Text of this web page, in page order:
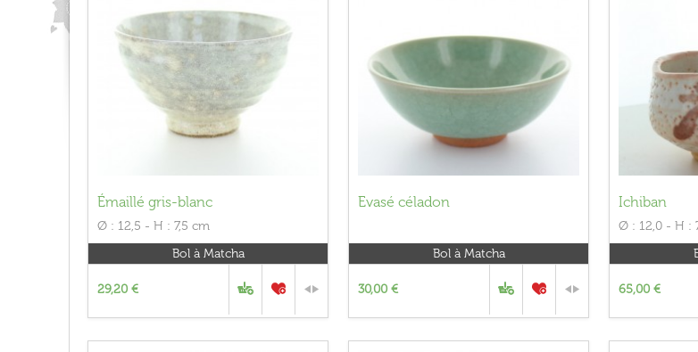
Émaillé gris-blanc
Ø : 12,5 - H : 7,5 cm
Bol à Matcha
29,20 €
Evasé céladon
Bol à Matcha
30,00 €
Ichiban
Ø : 12,0 - H :
65,00 €